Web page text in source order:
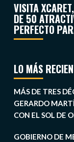
VISITA
DE 50
PERFECTO
LO MÁS
MÁS DE TRES
GERARDO
CON EL SOL DE
GOBIERNO DE